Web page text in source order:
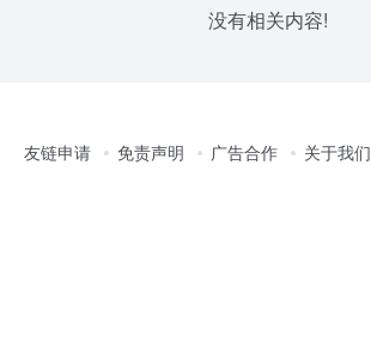
没有相关内容!
友链申请 免责声明 广告合作 关于我们